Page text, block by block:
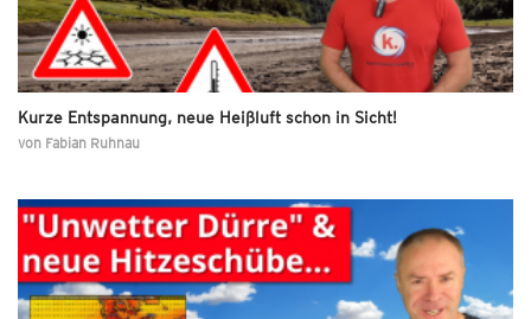
Kurze Entspannung, neue Heißluft schon in Sicht!
von Fabian Ruhnau